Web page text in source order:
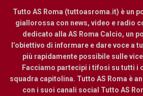
Tutto AS Roma (tuttoasroma.it) è un
giallorossa con news, video e radio
dedicato alla AS Roma Calcio, un
l’obiettivo di informare e dare voce a
più rapidamente possibile sulle
Facciamo partecipi i tifosi su tutti i
squadra capitolina. Tutto AS Roma è
con i suoi canali social Tutto AS